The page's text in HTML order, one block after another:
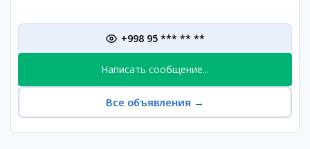
+998 95 *** ** **
Написать сообщение...
Все объявления →